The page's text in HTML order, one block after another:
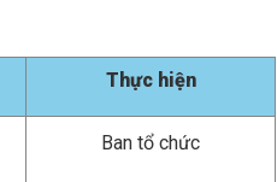
Thực hiện
Ban tổ chức